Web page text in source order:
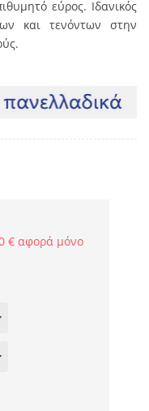
εύρος. Ιδανικός
και τενόντων στην
€ αφορά μόνο